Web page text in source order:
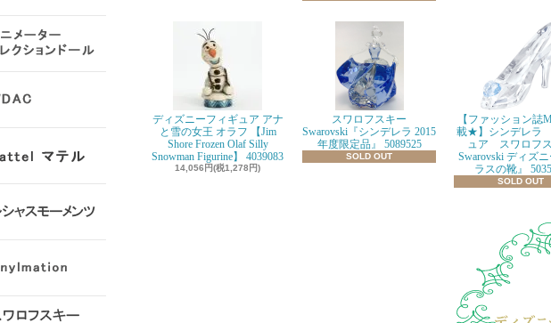
ディズニーフィギュア アナ
と雪の女王 オラフ 【Jim
Shore Frozen Olaf Silly
Snowman Figurine】 4039083
14,056円(税1,278円)
スワロフスキー
Swarovski『シンデレラ 2015
年度限定品』 5089525
SOLD OUT
【ファッション誌
載★】シンデレラ
ュア スワロフ
Swarovski ディズ
ラスの靴』
SOLD OUT